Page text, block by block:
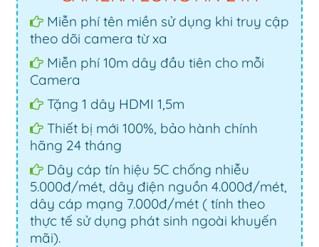
Miễn phí tên miền sử dụng khi truy cập
theo dõi camera từ xa
Miễn phí 10m dây đầu tiên cho mỗi
Camera
Tặng 1 dây HDMI 1,5m
Thiết bị mới 100%, bảo hành chính
hãng 24 tháng
Dây cáp tín hiệu 5C chống nhiễu
5.000đ/mét, dây điện nguồn 4.000đ/mét,
dây cáp mạng 7.000đ/mét ( tính theo
thực tế sử dụng phát sinh ngoài khuyến
mãi).